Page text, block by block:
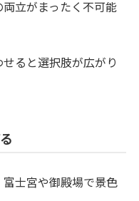
立がまったく不可能
ると選択肢が広がり
士宮や御殿場で景色